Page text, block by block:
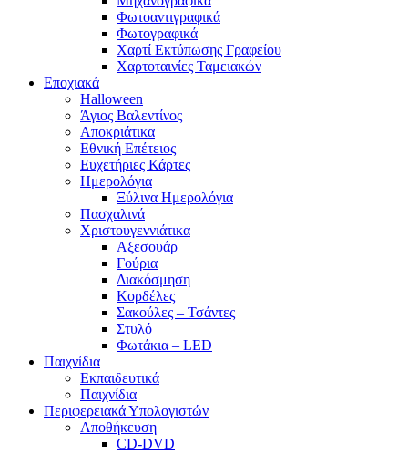
Φωτοαντιγραφικά
Φωτογραφικά
Χαρτί Εκτύπωσης Γραφείου
Χαρτοταινίες Ταμειακών
Εποχιακά
Halloween
Άγιος Βαλεντίνος
Αποκριάτικα
Εθνική Επέτειος
Ευχετήριες Κάρτες
Ημερολόγια
Ξύλινα Ημερολόγια
Πασχαλινά
Χριστουγεννιάτικα
Αξεσουάρ
Γούρια
Διακόσμηση
Κορδέλες
Σακούλες – Τσάντες
Στυλό
Φωτάκια – LED
Παιχνίδια
Εκπαιδευτικά
Παιχνίδια
Περιφερειακά Υπολογιστών
Αποθήκευση
CD-DVD